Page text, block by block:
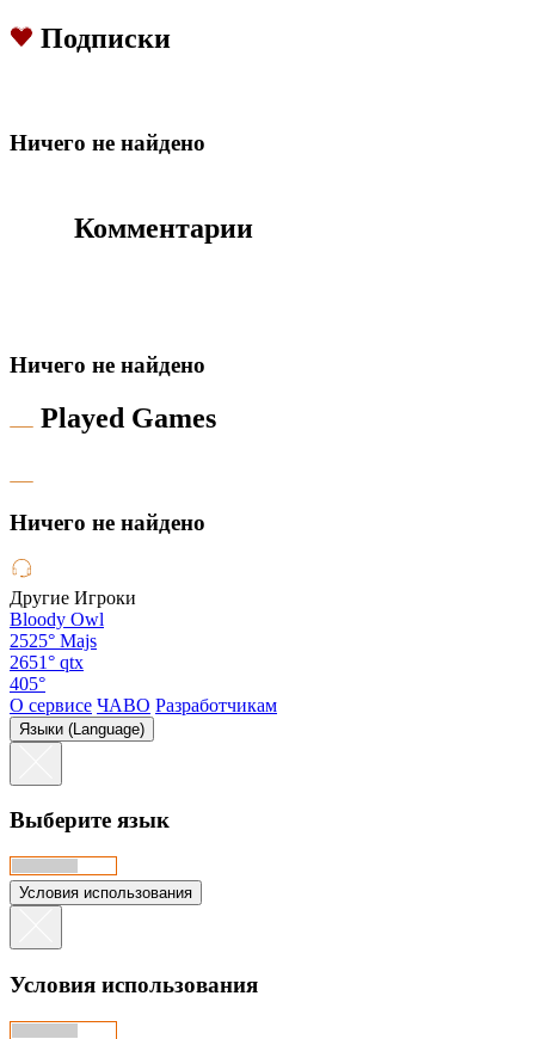
Подписки
Hичего не найдено
Комментарии
Hичего не найдено
Played Games
Hичего не найдено
Другие Игроки
Bloody Owl
2525° Majs
2651° qtx
405°
О сервисе ЧАВО Разработчикам
Языки (Language)
Выберите язык
Условия использования
Условия использования